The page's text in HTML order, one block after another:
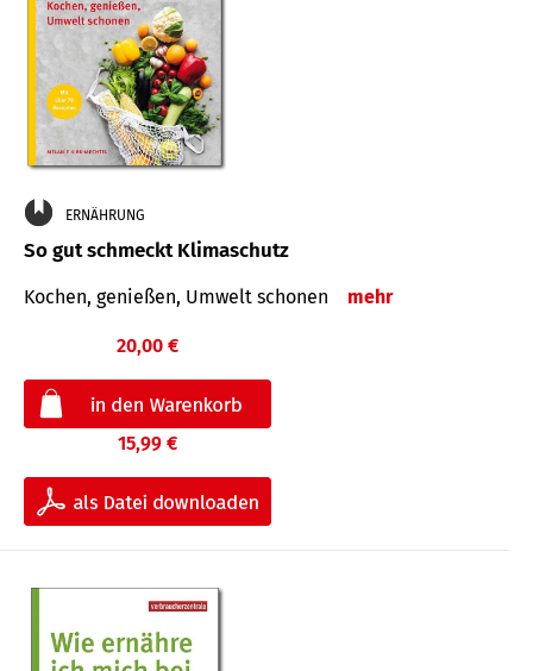
ERNÄHRUNG
So gut schmeckt Klimaschutz
Kochen, genießen, Umwelt schonen mehr
20,00 €
15,99 €